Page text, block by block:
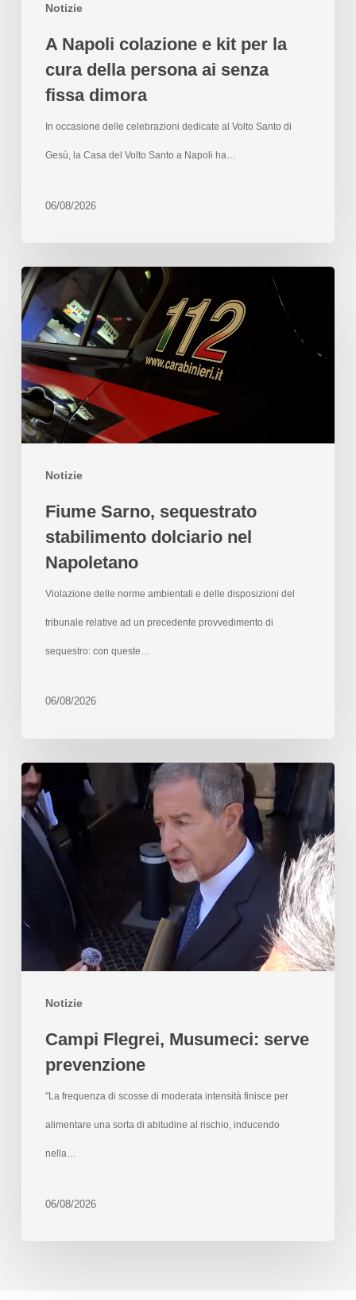
Notizie
A Napoli colazione e kit per la
cura della persona ai senza
fissa dimora
In occasione delle celebrazioni dedicate al Volto Santo di
Gesù, la Casa del Volto Santo a Napoli ha…
06/08/2026
Notizie
Fiume Sarno, sequestrato
stabilimento dolciario nel
Napoletano
Violazione delle norme ambientali e delle disposizioni del
tribunale relative ad un precedente provvedimento di
sequestro: con queste…
06/08/2026
Notizie
Campi Flegrei, Musumeci: serve
prevenzione
"La frequenza di scosse di moderata intensità finisce per
alimentare una sorta di abitudine al rischio, inducendo
nella…
06/08/2026